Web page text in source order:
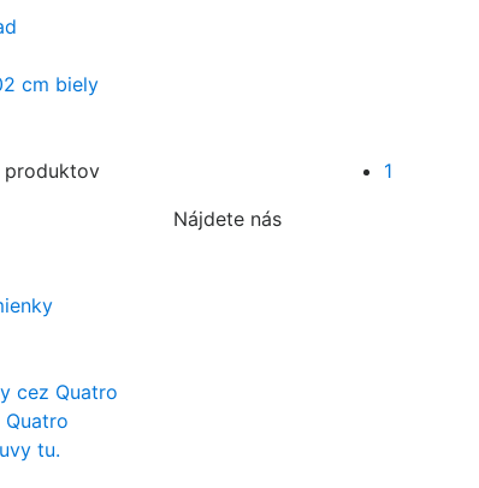
cm biely
produktov
1
cez Quatro
tu.
Nájdete nás